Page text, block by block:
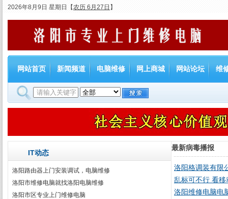
2026年8月9日 星期日 【农历 6月27日 】
网站首页 新闻频道 电脑维修 网上商城 网站论坛 维
IT动态
洛阳路由器上门安装调试，电脑维修
洛阳市维修电脑就找洛阳电脑维修
洛阳市区专业上门维修电脑
最新病毒播报
洛阳格调装有限
乱标可不行 看
洛阳维修电脑电